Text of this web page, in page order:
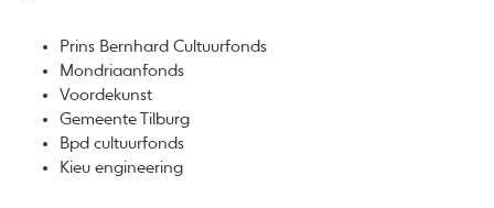
Prins Bernhard Cultuurfonds
Mondriaanfonds
Voordekunst
Gemeente Tilburg
Bpd cultuurfonds
Kieu engineering